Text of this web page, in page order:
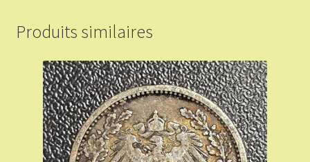
Produits similaires